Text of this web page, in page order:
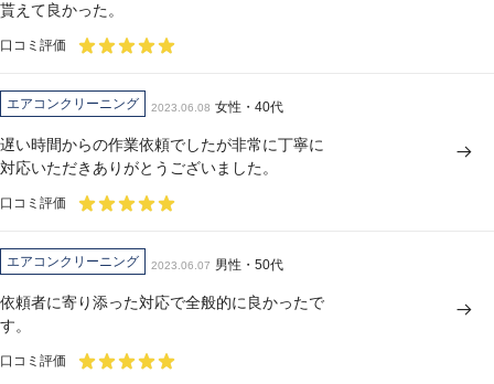
貰えて良かった。
口コミ評価
エアコンクリーニング 2023.06.08 女性・40代
遅い時間からの作業依頼でしたが非常に丁寧に
対応いただきありがとうございました。
口コミ評価
エアコンクリーニング 2023.06.07 男性・50代
依頼者に寄り添った対応で全般的に良かったで
す。
口コミ評価